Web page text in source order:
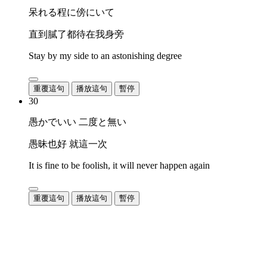
呆れる程に傍にいて
直到膩了都待在我身旁
Stay by my side to an astonishing degree
重覆這句 播放這句 暫停
30
愚かでいい 二度と無い
愚昧也好 就這一次
It is fine to be foolish, it will never happen again
重覆這句 播放這句 暫停